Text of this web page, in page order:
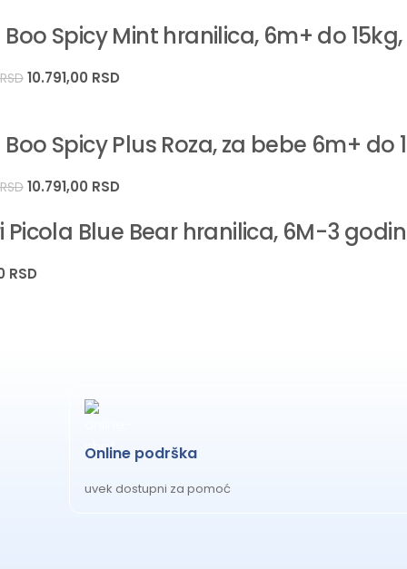
Remenčići i trake
Sigurnosni pojasevi se takođe lako održavaju brisanjem
Uzrast
Položaji naslona sedišta
Podešavanje dubine tacne
Težina hranilice
Boo Spicy Mint hranilica, 6m+ do
RSD 10.791,00 RSD
Boo Spicy Plus Roza, za bebe 6m+
RSD 10.791,00 RSD
Picola Blue Bear hranilica, 6M-3
RSD
Online podrška
uvek dostupni za pomoć